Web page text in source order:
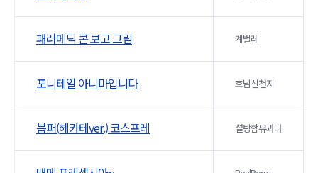
패러메딕 콘 보고 그림 계벌레
포니테일 아니마입니다 호남신천지
븝퍼(헤카테ver.) 코스프레 설탕함유과다